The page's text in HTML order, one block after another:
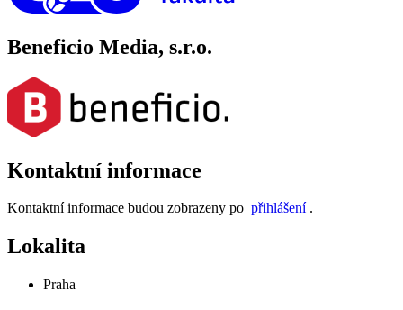
Beneficio Media, s.r.o.
Kontaktní informace
Kontaktní informace budou zobrazeny po přihlášení.
Lokalita
Praha